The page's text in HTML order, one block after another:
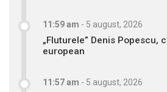
11:59 am - 5 august, 2026
„Fluturele” Denis Popescu,
european
11:57 am - 5 august, 2026